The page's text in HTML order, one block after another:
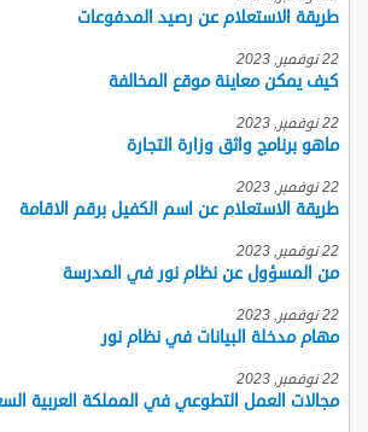
طريقة الاستعلام عن رصيد المدفوعات
22 نوفمبر, 2023
كيف يمكن معاينة موقع المخالفة
22 نوفمبر, 2023
ماهو برنامج واثق وزارة التجارة
22 نوفمبر, 2023
طريقة الاستعلام عن اسم الكفيل برقم الاقامة
22 نوفمبر, 2023
من المسؤول عن نظام نور في المدرسة
22 نوفمبر, 2023
مهام مدخلة البيانات في نظام نور
22 نوفمبر, 2023
مجالات العمل التطوعي في المملكة العربية